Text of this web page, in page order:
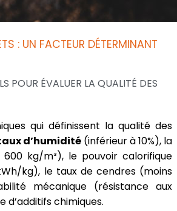
: UN FACTEUR DÉTERMINANT
POUR ÉVALUER LA QUALITÉ DES
qui définissent la qualité des
d’humidité (inférieur à 10%), la
kg/m³), le pouvoir calorifique
kg), le taux de cendres (moins
mécanique (résistance aux
d’additifs chimiques.